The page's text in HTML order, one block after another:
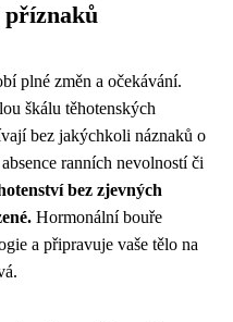
příznaků
plné změn a očekávání.
škálu těhotenských
bez jakýchkoli náznaků o
ranních nevolností či
bez zjevných
Hormonální bouře
a připravuje vaše tělo na